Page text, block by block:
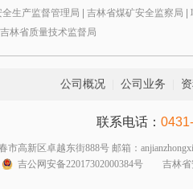
生产监督管理局 | 吉林省煤矿安全监察局 |
吉林省质量技术监督局
公司概况| 公司业务
联系电话：
市高新区卓越东街888号 邮箱：
吉公网安备22017302000384号吉林省安